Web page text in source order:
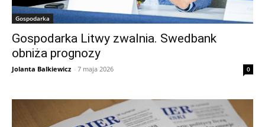
Gospodarka
Gospodarka Litwy zwalnia. Swedbank
obniża prognozy
Jolanta Balkiewicz - 7 maja 2026 0